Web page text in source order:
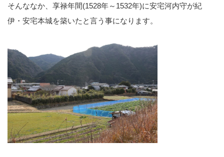
そんななか、享禄年間(1528年～1532年)に安宅河内守が紀
伊・安宅本城を築いたと言う事になります。